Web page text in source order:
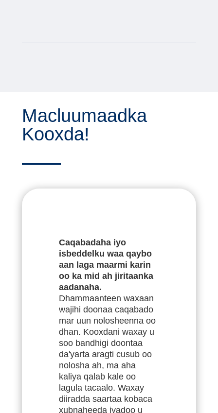
Macluumaadka
Kooxda!
Caqabadaha iyo
isbeddelku waa qaybo
aan laga maarmi karin
oo ka mid ah jiritaanka
aadanaha.
Dhammaanteen waxaan
wajihi doonaa caqabado
mar uun nolosheenna oo
dhan. Kooxdani waxay u
soo bandhigi doontaa
da'yarta aragti cusub oo
nolosha ah, ma aha
kaliya qalab kale oo
lagula tacaalo. Waxay
diiradda saartaa kobaca
xubnaheeda iyadoo u